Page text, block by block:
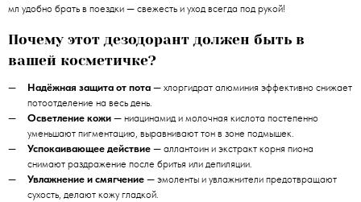
мл удобно брать в поездки — свежесть и уход всегда под рукой!
Почему этот дезодорант должен быть в
вашей косметичке?
Надёжная защита от пота — хлоргидрат алюминия эффективно снижает
потоотделение на весь день.
Осветление кожи — ниацинамид и молочная кислота постепенно
уменьшают пигментацию, выравнивают тон в зоне подмышек.
Успокаивающее действие — аллантоин и экстракт корня пиона
снимают раздражение после бритья или депиляции.
Увлажнение и смягчение — эмоленты и увлажнители предотвращают
сухость, делают кожу гладкой.